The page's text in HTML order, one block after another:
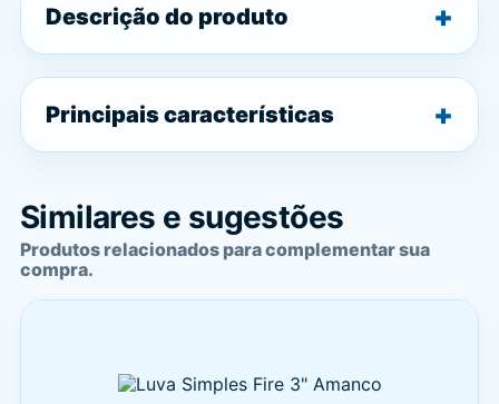
Descrição do produto
Principais características
Similares e sugestões
Produtos relacionados para complementar sua
compra.